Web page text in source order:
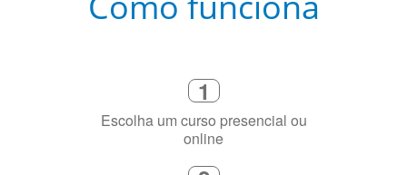
1
Escolha um curso presencial ou